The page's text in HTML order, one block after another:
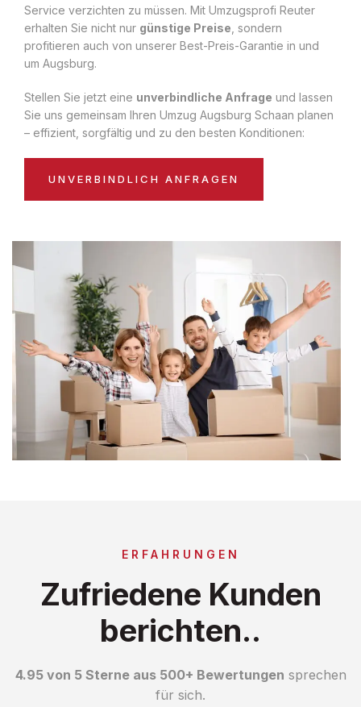
Service verzichten zu müssen. Mit Umzugsprofi Reuter
erhalten Sie nicht nur günstige Preise , sondern
profitieren auch von unserer Best-Preis-Garantie in und
um Augsburg.
Stellen Sie jetzt eine unverbindliche Anfrage und lassen
Sie uns gemeinsam Ihren Umzug Augsburg Schaan planen
– effizient, sorgfältig und zu den besten Konditionen:
UNVERBINDLICH ANFRAGEN
ERFAHRUNGEN
Zufriedene Kunden
berichten..
4.95 von 5 Sterne aus 500+ Bewertungen sprechen
für sich.